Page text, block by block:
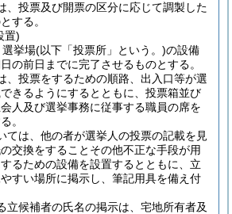
、投票及び開票の区分に応じて調製した
する。
置)
挙場(以下「投票所」という。)の設備
の前日までに完了させるものとする。
、投票をするための順路、出入口等が選
きるようにするとともに、投票箱並び
人及び選挙事務に従事する職員の席を
。
ては、他の者が選挙人の投票の記載を見
交換をすることその他不正な手段が用
るための設備を設置するとともに、立
すい場所に掲示し、筆記用具を備え付
立候補者の氏名の掲示は、宅地所有者及